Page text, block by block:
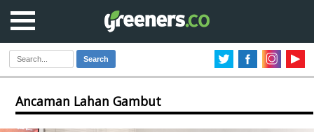
Search
Ancaman Lahan Gambut